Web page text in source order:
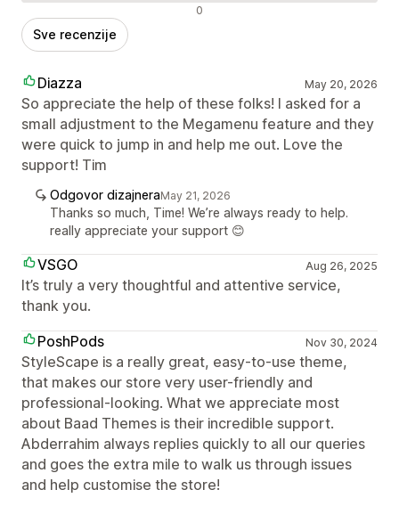
0
Sve recenzije
Diazza May 20, 2026
So appreciate the help of these folks! I asked for a
small adjustment to the Megamenu feature and they
were quick to jump in and help me out. Love the
support! Tim
Odgovor dizajneraMay 21, 2026
Thanks so much, Time! We’re always ready to help.
really appreciate your support 😊
VSGO Aug 26, 2025
It’s truly a very thoughtful and attentive service,
thank you.
PoshPods
Nov 30, 2024
StyleScape is a really great, easy-to-use theme,
that makes our store very user-friendly and
professional-looking. What we appreciate most
about Baad Themes is their incredible support.
Abderrahim always replies quickly to all our queries
and goes the extra mile to walk us through issues
and help customise the store!